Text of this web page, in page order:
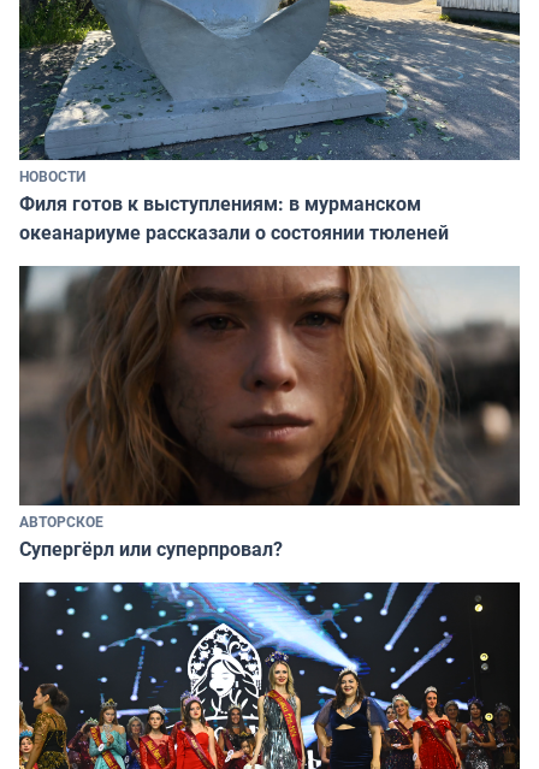
НОВОСТИ
Филя готов к выступлениям: в мурманском
океанариуме рассказали о состоянии тюленей
АВТОРСКОЕ
Супергёрл или суперпровал?